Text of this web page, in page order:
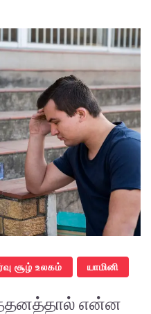
சூழ் உலகம் யாமினி
என்ன